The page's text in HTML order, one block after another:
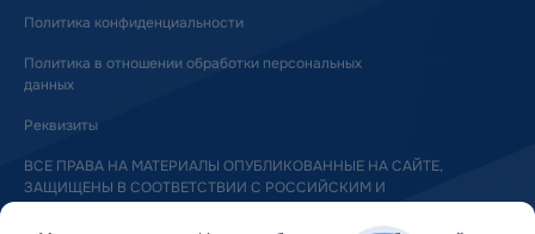
Политика конфиденциальности
Политика в отношении обработки персональных
данных
Реквизиты
ВСЕ ПРАВА НА МАТЕРИАЛЫ ОПУБЛИКОВАННЫЕ НА САЙТЕ,
ЗАЩИЩЕНЫ В СООТВЕТСТВИИ С РОССИЙСКИМ И